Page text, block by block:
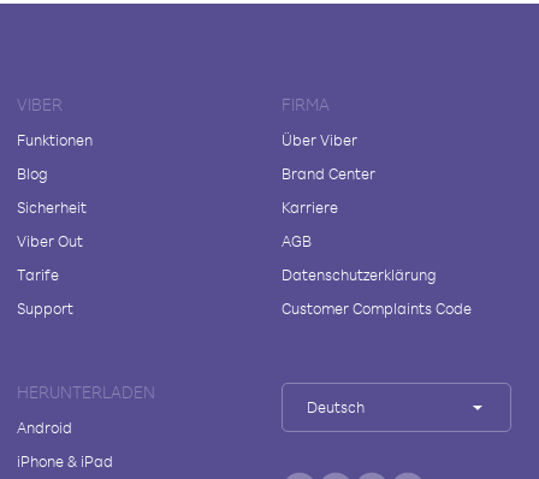
VIBER
Funktionen
Blog
Sicherheit
Viber Out
Tarife
Support
FIRMA
Über Viber
Brand Center
Karriere
AGB
Datenschutzerklärung
Customer Complaints Code
HERUNTERLADEN
Android
iPhone & iPad
Deutsch